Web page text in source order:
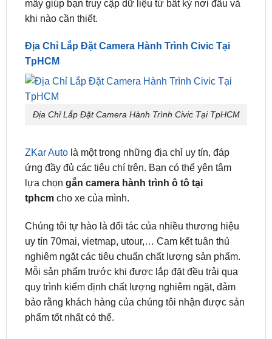
độ quay đêm hiệu quả để ghi lại hình ảnh chất
lượng trong điều kiện ánh sáng yếu.
mây giúp bạn truy cập dữ liệu từ bất kỳ nơi đâu và
khi nào cần thiết.
Địa Chỉ Lắp Đặt Camera Hành Trình Civic Tại
TpHCM
Địa Chỉ Lắp Đặt Camera Hành Trình Civic Tại TpHCM
ZKar Autolà một trong những địa chỉ uy tín, đáp
lựa chọngắn camera hành trình ô tô tại
tphcm cho xe của mình.
Chúng tôi tự hào là đối tác của nhiều thương hiệu
uy tín 70mai, vietmap, utour,… Cam kết tuân thủ
nghiêm ngặt các tiêu chuẩn chất lượng sản phẩm.
Mỗi sản phẩm trước khi được lắp đặt đều trải qua